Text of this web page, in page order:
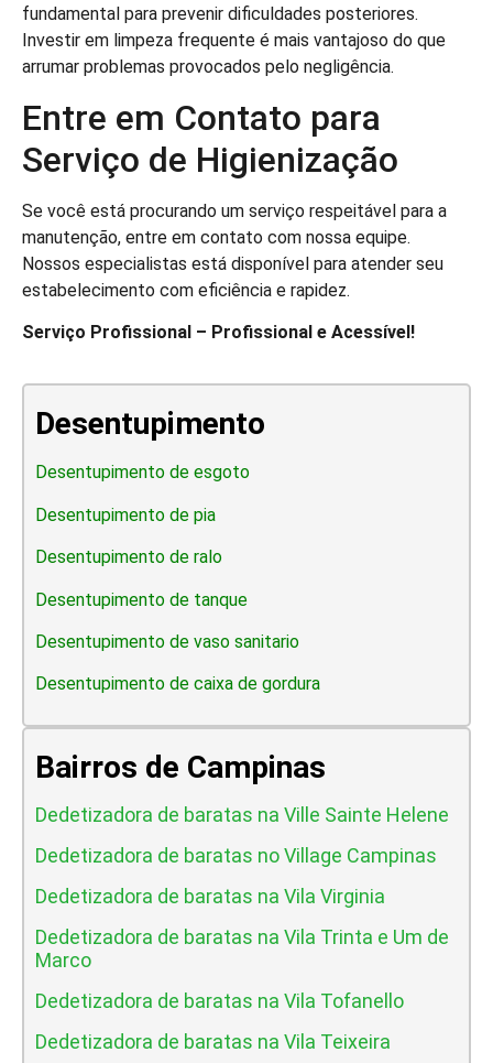
fundamental para prevenir dificuldades posteriores.
Investir em limpeza frequente é mais vantajoso do que
arrumar problemas provocados pelo negligência.
Entre em Contato para
Serviço de Higienização
Se você está procurando um serviço respeitável para a
manutenção, entre em contato com nossa equipe.
Nossos especialistas está disponível para atender seu
estabelecimento com eficiência e rapidez.
Serviço Profissional – Profissional e Acessível!
Desentupimento
Desentupimento de esgoto
Desentupimento de pia
Desentupimento de ralo
Desentupimento de tanque
Desentupimento de vaso sanitario
Desentupimento de caixa de gordura
Bairros de Campinas
Dedetizadora de baratas na Ville Sainte Helene
Dedetizadora de baratas no Village Campinas
Dedetizadora de baratas na Vila Virginia
Dedetizadora de baratas na Vila Trinta e Um de
Marco
Dedetizadora de baratas na Vila Tofanello
Dedetizadora de baratas na Vila Teixeira